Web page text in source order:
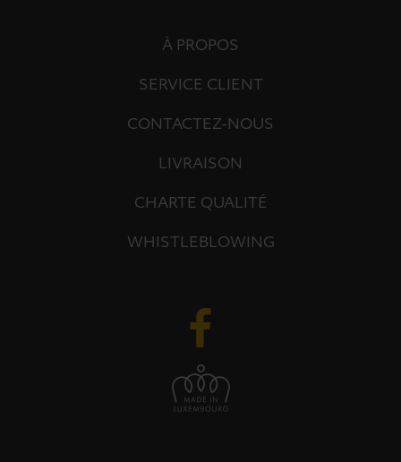
À PROPOS
SERVICE CLIENT
CONTACTEZ-NOUS
LIVRAISON
CHARTE QUALITÉ
WHISTLEBLOWING